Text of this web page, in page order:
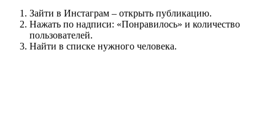
Зайти в Инстаграм – открыть публикацию.
Нажать по надписи: «Понравилось» и количество
пользователей.
Найти в списке нужного человека.